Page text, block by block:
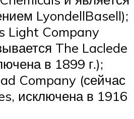
LyondellBasell);
Light Company
The Laclede
в 1899 г.);
Company (сейчас
исключена в 1916